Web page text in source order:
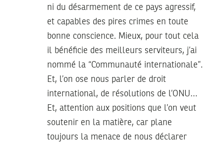
ni du désarmement de ce pays agressif,
et capables des pires crimes en toute
bonne conscience. Mieux, pour tout cela
il bénéficie des meilleurs serviteurs, j’ai
nommé la “Communauté internationale”.
Et, l’on ose nous parler de droit
international, de résolutions de l’ONU…
Et, attention aux positions que l’on veut
soutenir en la matière, car plane
toujours la menace de nous déclarer